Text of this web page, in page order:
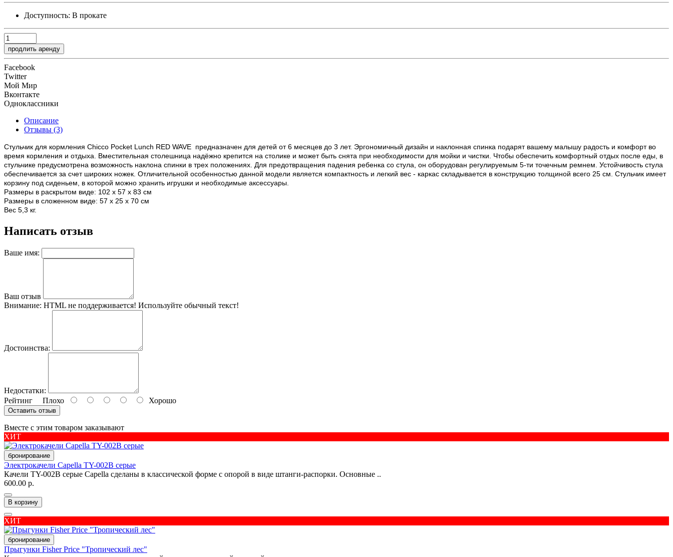
Доступность: В прокате
продлить аренду
Facebook
Twitter
Мой Мир
Вконтакте
Одноклассники
Описание
Отзывы (3)
Стульчик для кормления Chicco Pocket Lunch RED WAVE предназначен для детей от 6 месяцев до 3 лет. Эргономичный дизайн и наклонная спинка подарят вашему малышу радость и комфорт во
время кормления и отдыха. Вместительная столешница надёжно крепится на столике и может быть снята при необходимости для мойки и чистки. Чтобы обеспечить комфортный отдых после еды, в
стульчике предусмотрена возможность наклона спинки в трех положениях. Для предотвращения падения ребенка со стула, он оборудован регулируемым 5-ти точечным ремнем. Устойчивость стула
обеспечивается за счет широких ножек. Отличительной особенностью данной модели является компактность и легкий вес - каркас складывается в конструкцию толщиной всего 25 см. Стульчик имеет
корзину под сиденьем, в которой можно хранить игрушки и необходимые аксессуары.
Размеры в раскрытом виде: 102 x 57 x 83 см
Размеры в сложенном виде: 57 x 25 x 70 см
Вес 5,3 кг.
Написать отзыв
Ваше имя:
Ваш отзыв
Внимание: HTML не поддерживается! Используйте обычный текст!
Достоинства:
Недостатки:
Рейтинг Плохо Хорошо
Оставить отзыв
Вместе с этим товаром заказывают
ХИТ
бронирование
Электрокачели Capella TY-002B серые
Качели TY-002B серые Capella сделаны в классической форме с опорой в виде штанги-распорки. Основные ..
600.00 р.
В корзину
ХИТ
бронирование
Прыгунки Fisher Price "Тропический лес"